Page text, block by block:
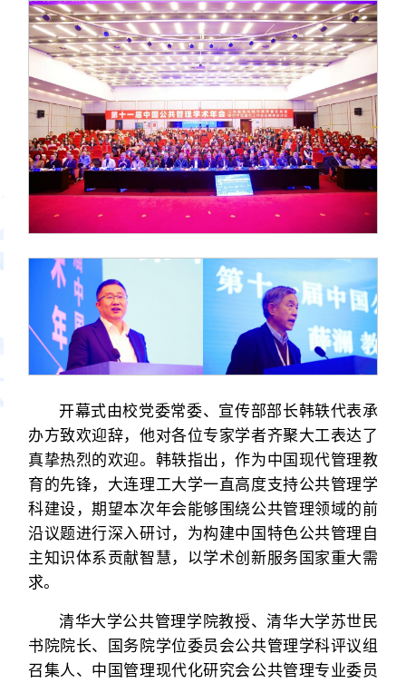
开幕式由校党委常委、宣传部部长韩轶代表承
办方致欢迎辞，他对各位专家学者齐聚大工表达了
真挚热烈的欢迎。韩轶指出，作为中国现代管理教
育的先锋，大连理工大学一直高度支持公共管理学
科建设，期望本次年会能够围绕公共管理领域的前
沿议题进行深入研讨，为构建中国特色公共管理自
主知识体系贡献智慧，以学术创新服务国家重大需
求。
清华大学公共管理学院教授、清华大学苏世民
书院院长、国务院学位委员会公共管理学科评议组
召集人、中国管理现代化研究会公共管理专业委员